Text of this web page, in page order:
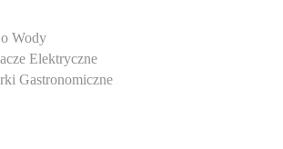
Wody
Elektryczne
Gastronomiczne